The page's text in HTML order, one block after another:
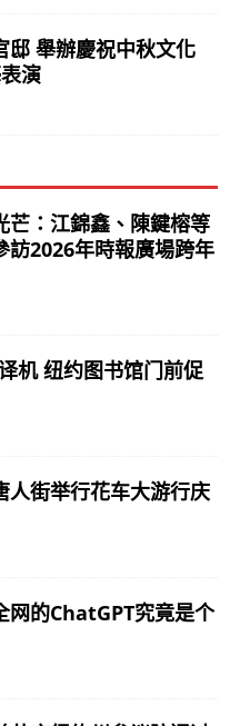
邸 舉辦慶祝中秋文化
演
芒：江錦鑫、陳鍵榕等
訪2026年時報廣場跨年
机 纽约图书馆门前促
人街举行花车大游行庆
网的ChatGPT究竟是个